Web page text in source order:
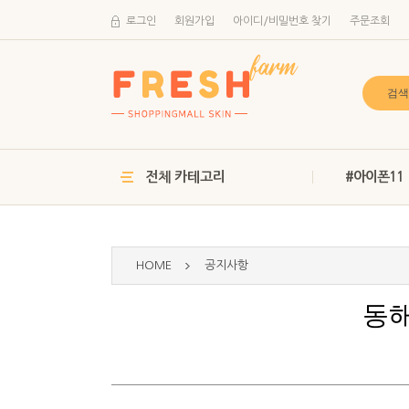
로그인 회원가입 아이디/비밀번호 찾기 주문조회
전체 카테고리 #아이폰11
HOME 공지사항
동